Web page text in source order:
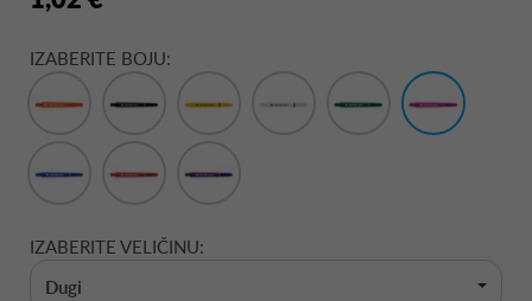
IZABERITE BOJU:
IZABERITE VELIČINU:
Dugi